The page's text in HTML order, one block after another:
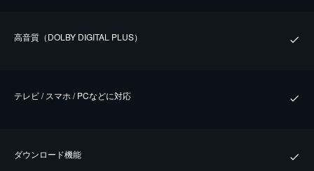
⾼⾳質（DOLBY DIGITAL PLUS）
テレビ / スマホ / PCなどに対応
ダウンロード機能